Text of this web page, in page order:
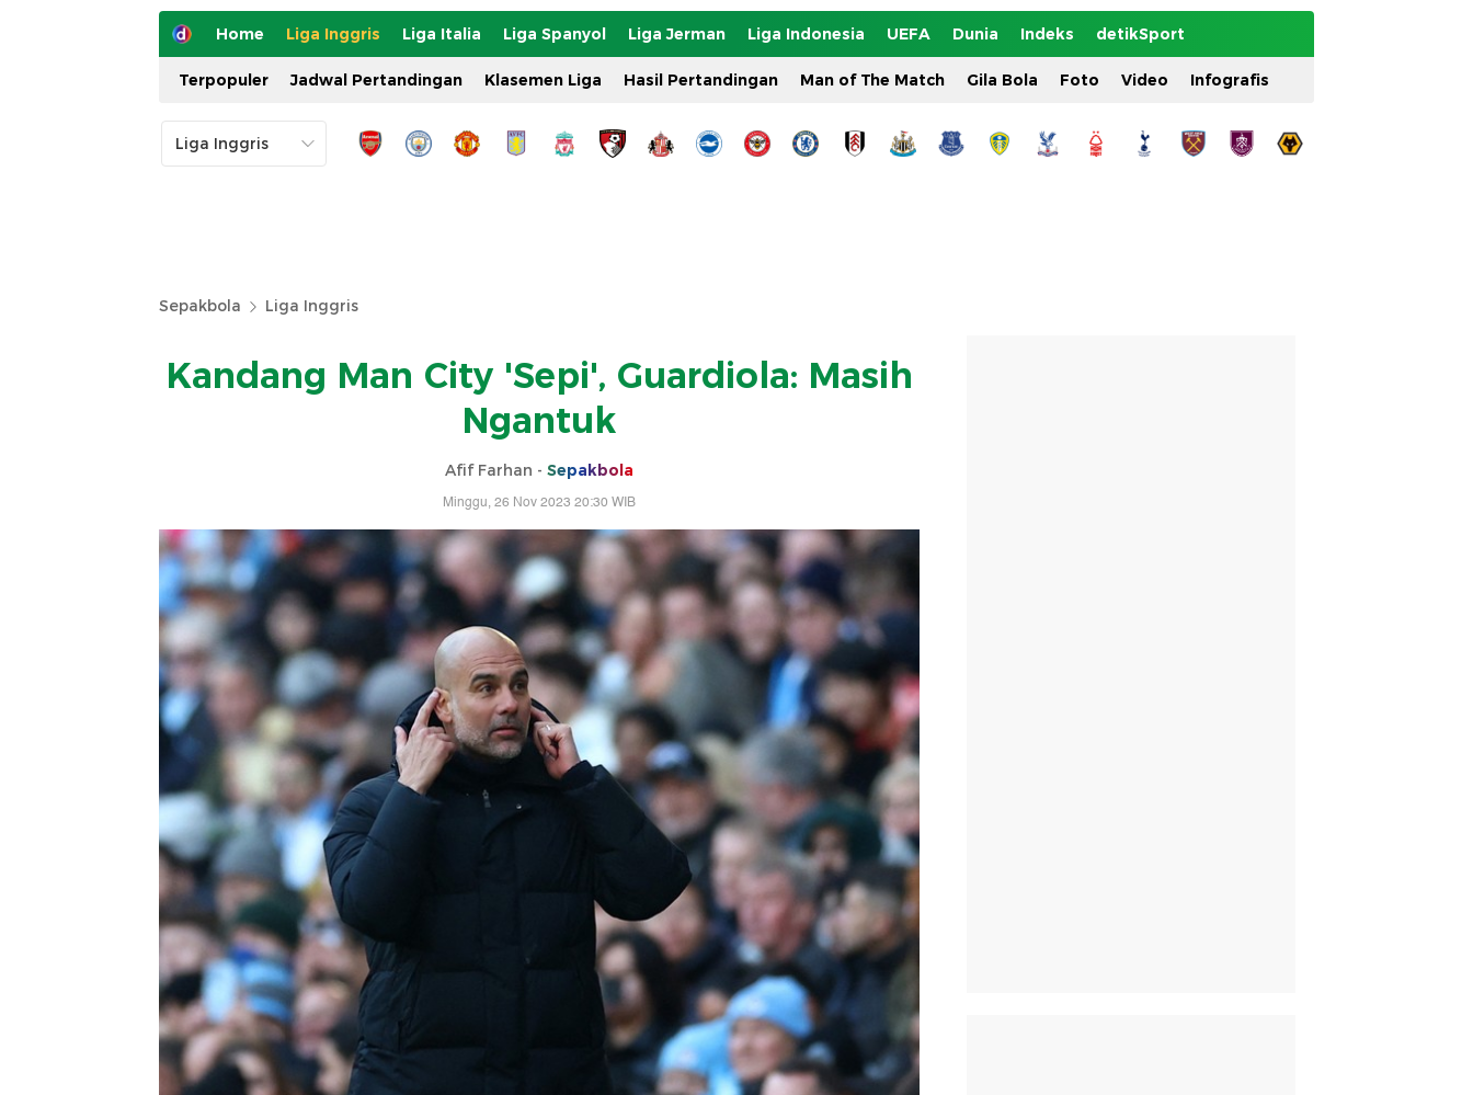
Home Liga Inggris Liga Italia Liga Spanyol Liga Jerman Liga Indonesia UEFA Dunia Indeks detikSport
Terpopuler Jadwal Pertandingan Klasemen Liga Hasil Pertandingan Man of The Match Gila Bola Foto Video Infografis
Sepakbola Liga Inggris
Kandang Man City 'Sepi', Guardiola: Masih
Ngantuk
Afif Farhan - Sepakbola
Minggu, 26 Nov 2023 20:30 WIB